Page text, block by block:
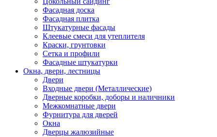
Фасадная доска
Фасадная плитка
Штукатурные фасады
Клеевые смеси для утеплителя
Краски, грунтовки
Сетка и профили
Фасадные штукатурки
Окна, двери, лестницы
Двери
Входные двери (Металлические)
Дверные коробки, доборы и наличники
Межкомнатные двери
Фурнитура для дверей
Окна
Дверцы жалюзийные